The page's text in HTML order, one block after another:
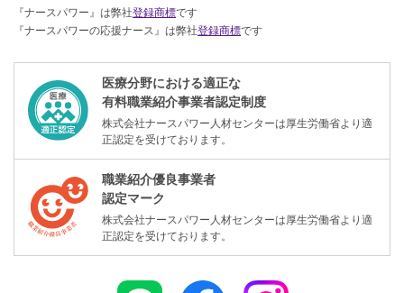
『ナースパワー』は弊社登録商標です
『ナースパワーの応援ナース』は弊社登録商標です
医療分野における適正な
有料職業紹介事業者認定制度
株式会社ナースパワー人材センターは厚生労働省より適
正認定を受けております。
職業紹介優良事業者
認定マーク
株式会社ナースパワー人材センターは厚生労働省より適
正認定を受けております。